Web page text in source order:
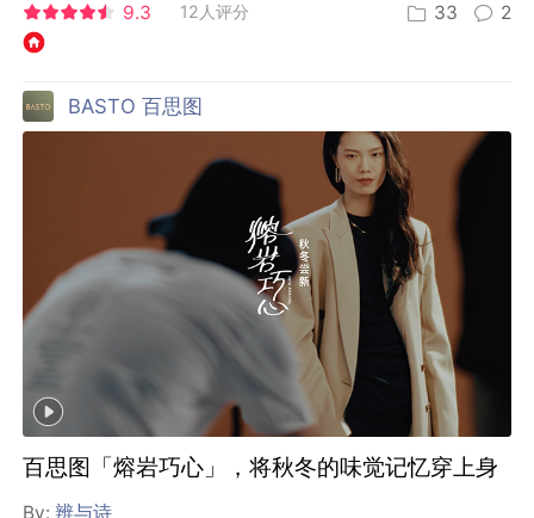
9.3
12人评分 33 2
BASTO 百思图
百思图「熔岩巧心」，将秋冬的味觉记忆穿上身
By:辨与诗